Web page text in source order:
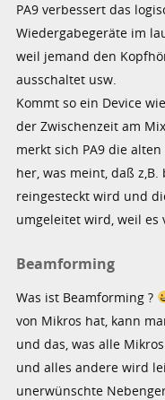
PA9 verbessert das
Wiedergabegeräte im
weil jemand den
ausschaltet usw.
Kommt so ein Device
der Zwischenzeit am
merkt sich PA9 die
her, was meint, daß
reingesteckt wird und
umgeleitet wird, weil es
Beamforming
Was ist Beamforming ?
von Mikros hat, kann
und das, was alle
und alles andere wird
unerwünschte